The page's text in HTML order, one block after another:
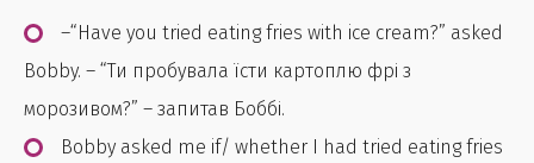
–“Have you tried eating fries with ice cream?” asked
Bobby. – “Ти пробувала їсти картоплю фрі з
морозивом?” – запитав Боббі.
Bobby asked me if/ whether I had tried eating fries